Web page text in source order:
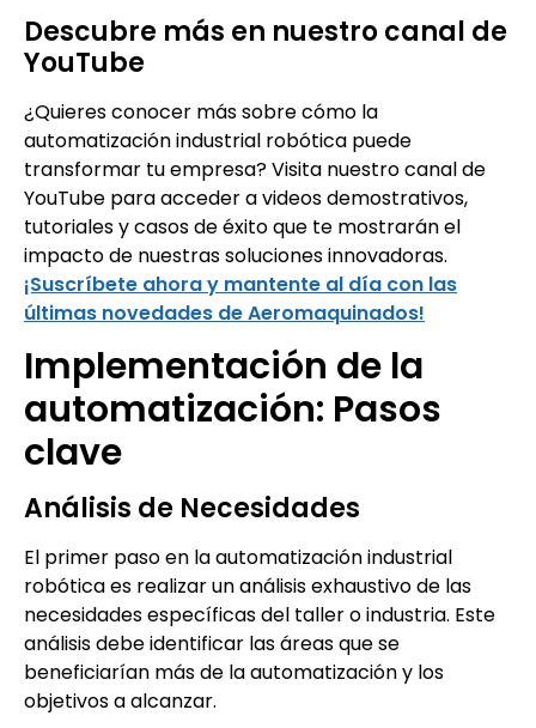
Descubre más en nuestro canal de
YouTube
¿Quieres conocer más sobre cómo la
automatización industrial robótica puede
transformar tu empresa? Visita nuestro canal de
YouTube para acceder a videos demostrativos,
tutoriales y casos de éxito que te mostrarán el
impacto de nuestras soluciones innovadoras.
¡Suscríbete ahora y mantente al día con las
últimas novedades de Aeromaquinados!
Implementación de la
automatización: Pasos
clave
Análisis de Necesidades
El primer paso en la automatización industrial
robótica es realizar un análisis exhaustivo de las
necesidades específicas del taller o industria. Este
análisis debe identificar las áreas que se
beneficiarían más de la automatización y los
objetivos a alcanzar.